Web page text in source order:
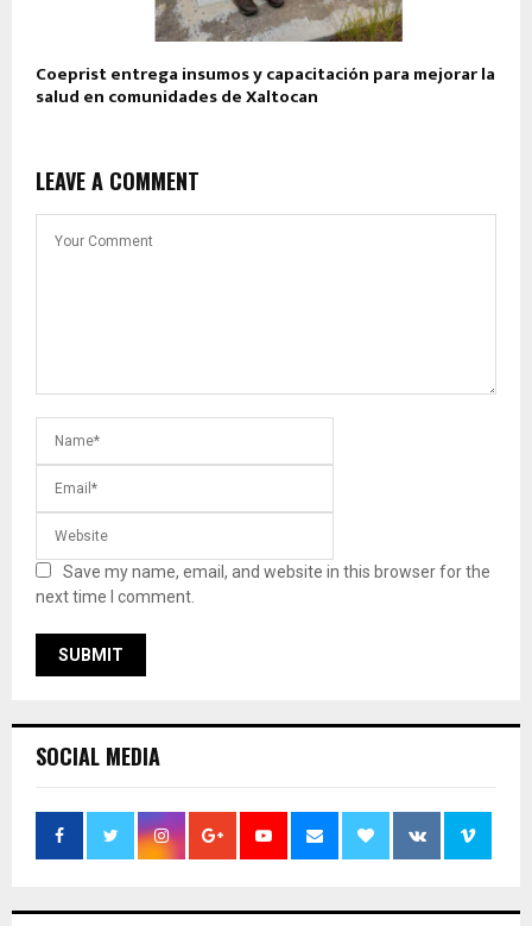
Coeprist entrega insumos y capacitación para mejorar la
salud en comunidades de Xaltocan
LEAVE A COMMENT
Save my name, email, and website in this browser for the
next time I comment.
SOCIAL MEDIA